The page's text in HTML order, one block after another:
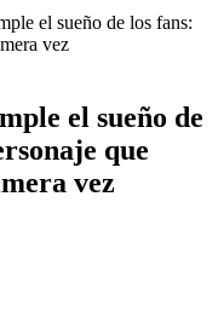
el sueño de los fans:
vez
el sueño de
que
vez